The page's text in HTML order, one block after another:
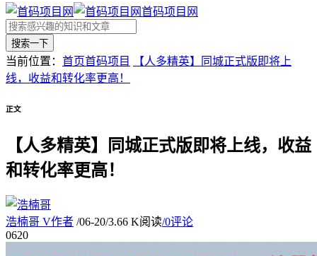
首码项目网
搜索一下
当前位置： 首页首码项目
【人多精英】同城正式版即将上
线，收益和转化率更高！
正文
【人多精英】同城正式版即将上线，收益
和转化率更高！
浩楠哥 V作者 /06-20/3.66 K阅读/0评论
0620